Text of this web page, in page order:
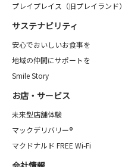
プレイプレイス（旧プレイランド）
サステナビリティ
安心でおいしいお食事を
地域の仲間にサポートを
Smile Story
お店・サービス
未来型店舗体験
マックデリバリー®
マクドナルド FREE Wi-Fi